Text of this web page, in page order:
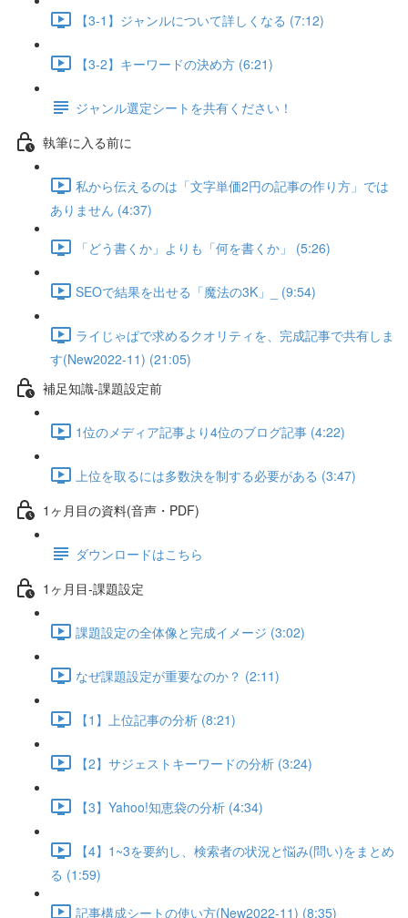
【3-1】ジャンルについて詳しくなる (7:12)
【3-2】キーワードの決め方 (6:21)
ジャンル選定シートを共有ください！
執筆に入る前に
私から伝えるのは「文字単価2円の記事の作り方」では
ありません (4:37)
「どう書くか」よりも「何を書くか」 (5:26)
SEOで結果を出せる「魔法の3K」_ (9:54)
ライじゃぱで求めるクオリティを、完成記事で共有しま
す(New2022-11) (21:05)
補足知識-課題設定前
1位のメディア記事より4位のブログ記事 (4:22)
上位を取るには多数決を制する必要がある (3:47)
1ヶ月目の資料(音声・PDF)
ダウンロードはこちら
1ヶ月目-課題設定
課題設定の全体像と完成イメージ (3:02)
なぜ課題設定が重要なのか？ (2:11)
【1】上位記事の分析 (8:21)
【2】サジェストキーワードの分析 (3:24)
【3】Yahoo!知恵袋の分析 (4:34)
【4】1~3を要約し、検索者の状況と悩み(問い)をまとめ
る (1:59)
記事構成シートの使い方(New2022-11) (8:35)